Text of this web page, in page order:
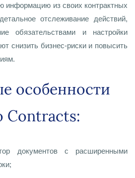
информацию из своих контрактных
отслеживание действий,
обязательствами и настройки
снизить бизнес-риски и повысить
особенности
Contracts:
документов с расширенными